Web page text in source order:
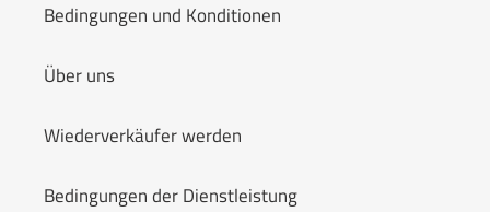
Bedingungen und Konditionen
Über uns
Wiederverkäufer werden
Bedingungen der Dienstleistung